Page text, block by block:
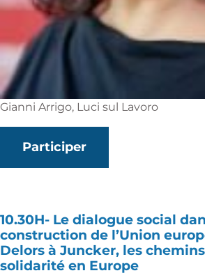
Gianni Arrigo, Luci sul Lavoro
Participer
10.30H- Le dialogue social
construction de l’Union
Delors à Juncker, les
solidarité en Europe